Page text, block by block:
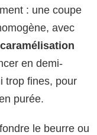
: une coupe
avec
caramélisation
en demi-
trop fines, pour
purée.
le beurre ou